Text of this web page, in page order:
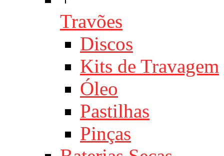
Travões
Discos
Kits de Travagem
Óleo
Pastilhas
Pinças